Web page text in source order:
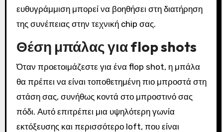
ευθυγράμμιση μπορεί να βοηθήσει στη διατήρηση
της συνέπειας στην τεχνική chip σας.
Θέση μπάλας για flop shots
Όταν προετοιμάζεστε για ένα flop shot, η μπάλα
θα πρέπει να είναι τοποθετημένη πιο μπροστά στη
στάση σας, συνήθως κοντά στο μπροστινό σας
πόδι. Αυτό επιτρέπει μια υψηλότερη γωνία
εκτόξευσης και περισσότερο loft, που είναι